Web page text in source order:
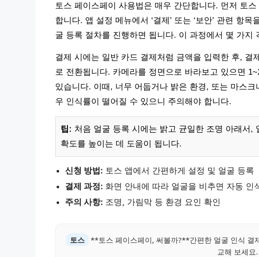
토스 페이스페이 사용법은 매우 간단합니다. 먼저 토
합니다. 앱 설정 메뉴에서 ‘결제’ 또는 ‘보안’ 관련 항
굴 등록 절차를 진행하면 됩니다. 이 과정에서 몇 가지
결제 시에는 일반 카드 결제처럼 금액을 입력한 후, 결
로 전환됩니다. 카메라를 정면으로 바라보고 있으면
있습니다. 이때, 너무 어둡거나 밝은 환경, 또는 마스
우 인식률이 떨어질 수 있으니 주의해야 합니다.
팁: 처음 얼굴 등록 시에는 밝고 균일한 조명 아래서,
확도를 높이는 데 도움이 됩니다.
신청 방법: 토스 앱에서 간편하게 설정 및 얼굴 등록
결제 과정: 화면 안내에 따라 얼굴을 비추면 자동 인
주의 사항: 조명, 가림막 등 환경 요인 확인
토스 **토스 페이스페이, 써볼까?**간편한 얼굴 인식 결
교해 보세요.